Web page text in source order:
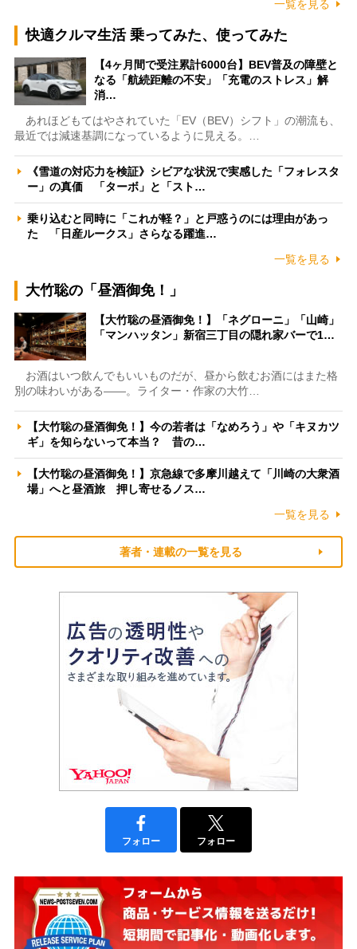
一覧を見る
快適クルマ生活 乗ってみた、使ってみた
【4ヶ月間で受注累計6000台】BEV普及の障壁と
なる「航続距離の不安」「充電のストレス」解
消…
あれほどもてはやされていた「EV（BEV）シフト」の潮流も、
最近では減速基調になっているように見える。…
《雪道の対応力を検証》シビアな状況で実感した「フォレスタ
ー」の真価 「ターボ」と「スト…
乗り込むと同時に「これが軽？」と戸惑うのには理由があっ
た 「日産ルークス」さらなる躍進…
一覧を見る
大竹聡の「昼酒御免！」
【大竹聡の昼酒御免！】「ネグローニ」「山崎」
「マンハッタン」新宿三丁目の隠れ家バーで1…
お酒はいつ飲んでもいいものだが、昼から飲むお酒にはまた格
別の味わいがある――。ライター・作家の大竹…
【大竹聡の昼酒御免！】今の若者は「なめろう」や「キヌカツ
ギ」を知らないって本当？ 昔の…
【大竹聡の昼酒御免！】京急線で多摩川越えて「川崎の大衆酒
場」へと昼酒旅 押し寄せるノス…
一覧を見る
著者・連載の一覧を見る
フォロー フォロー